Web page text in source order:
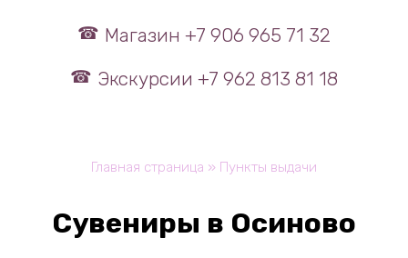
Магазин +7 906 965 71 32
Экскурсии +7 962 813 81 18
Главная страница » Пункты выдачи
Сувениры в Осиново